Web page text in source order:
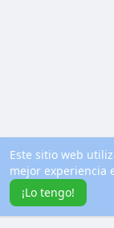
Este sitio web
mejor experiencia
¡Lo tengo!